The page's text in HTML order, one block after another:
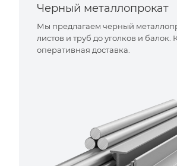
Черный металлопрокат
Мы предлагаем черный
листов и труб до уголков и балок.
оперативная доставка.